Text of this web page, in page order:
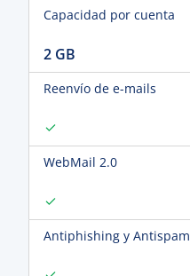
Capacidad por cuenta
2 GB
Reenvío de e-mails
WebMail 2.0
Antiphishing y Antispam